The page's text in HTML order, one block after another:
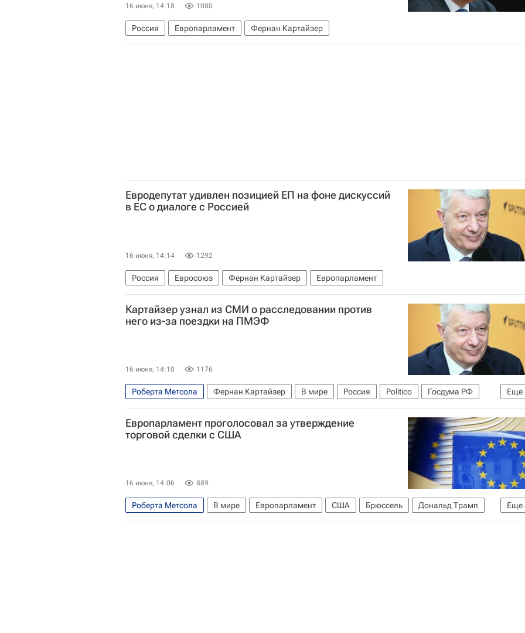
16 июня, 14:18 1080
Россия Европарламент Фернан Картайзер
Евродепутат удивлен позицией ЕП на фоне дискуссий
в ЕС о диалоге с Россией
16 июня, 14:14 1292
Россия Евросоюз Фернан Картайзер Европарламент
Картайзер узнал из СМИ о расследовании против
него из-за поездки на ПМЭФ
16 июня, 14:10 1176
Еще
Роберта Метсола Фернан Картайзер В мире Россия Politico
Госдума РФ
Европарламент
Европарламент проголосовал за утверждение
торговой сделки с США
16 июня, 14:06 889
Еще
Роберта Метсола В мире Европарламент США Брюссель
Дональд Трамп
Евросоюз
Урсула фон дер Ляйен Еврокомиссия